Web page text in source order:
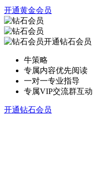
开通黄金会员
开通钻石会员
牛策略
专属内容优先阅读
一对一专业指导
专属VIP交流群互动
开通钻石会员